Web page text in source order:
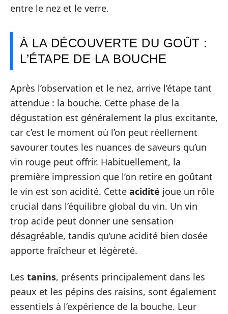
entre le nez et le verre.
À LA DÉCOUVERTE DU GOÛT :
L’ÉTAPE DE LA BOUCHE
Après l’observation et le nez, arrive l’étape tant
attendue : la bouche. Cette phase de la
dégustation est généralement la plus excitante,
car c’est le moment où l’on peut réellement
savourer toutes les nuances de saveurs qu’un
vin rouge peut offrir. Habituellement, la
première impression que l’on retire en goûtant
le vin est son acidité. Cette acidité joue un rôle
crucial dans l’équilibre global du vin. Un vin
trop acide peut donner une sensation
désagréable, tandis qu’une acidité bien dosée
apporte fraîcheur et légèreté.
Les tanins, présents principalement dans les
peaux et les pépins des raisins, sont également
essentiels à l’expérience de la bouche. Leur